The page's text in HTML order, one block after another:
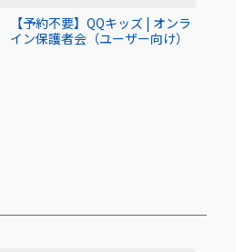
【予約不要】QQキッズ | オンラ
イン保護者会（ユーザー向け）